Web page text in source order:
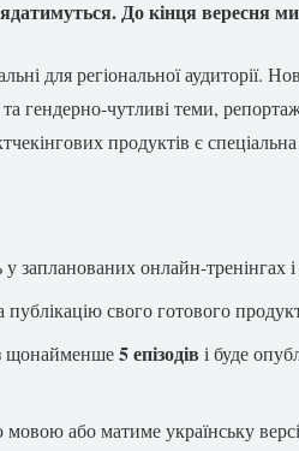
До кінця
для регіональної
гендерно-чутливі теми,
продуктів є
запланованих онлайн-
свого готового
щонайменше5 епізодів і буде
мовою або матиме українську